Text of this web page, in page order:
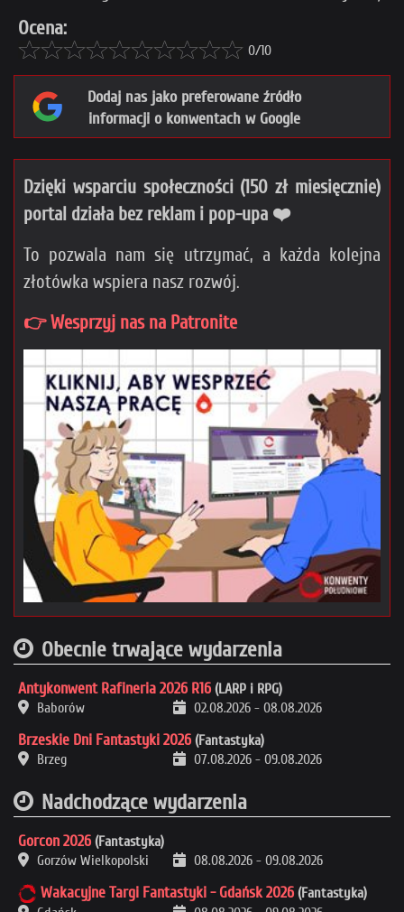
Ocena:
0/10
Dodaj nas jako preferowane źródło
informacji o konwentach w Google
Dzięki wsparciu społeczności (150 zł miesięcznie)
portal działa bez reklam i pop-upa ❤️
To pozwala nam się utrzymać, a każda kolejna
złotówka wspiera nasz rozwój.
👉 Wesprzyj nas na Patronite
Obecnie trwające wydarzenia
Antykonwent Rafineria 2026 R16 (LARP i RPG)
Baborów
02.08.2026 - 08.08.2026
Brzeskie Dni Fantastyki 2026 (Fantastyka)
Brzeg
07.08.2026 - 09.08.2026
Nadchodzące wydarzenia
Gorcon 2026 (Fantastyka)
Gorzów Wielkopolski
08.08.2026 - 09.08.2026
Wakacyjne Targi Fantastyki - Gdańsk 2026 (Fantastyka)